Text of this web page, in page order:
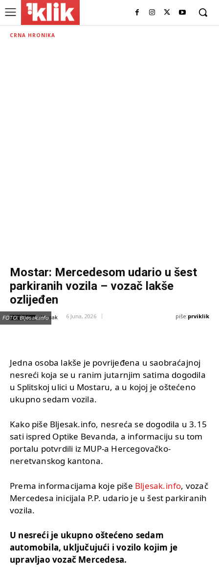
CRNA HRONIKA
Mostar: Mercedesom udario u šest
parkiranih vozila – vozač lakše
ozlijeđen
IZVOR: Bljesak 6 Juna, 2026 piše:prviklik
FOTO: Bljesak.info
Jedna osoba lakše je povrijeđena u saobraćajnoj
nesreći koja se u ranim jutarnjim satima dogodila
u Splitskoj ulici u Mostaru, a u kojoj je oštećeno
ukupno sedam vozila.
Kako piše Bljesak.info, nesreća se dogodila u 3.15
sati ispred Optike Bevanda, a informaciju su tom
portalu potvrdili iz MUP-a Hercegovačko-
neretvanskog kantona.
Prema informacijama koje piše Bljesak.info, vozač
Mercedesa inicijala P.P. udario je u šest parkiranih
vozila.
U nesreći je ukupno oštećeno sedam
automobila, uključujući i vozilo kojim je
upravljao vozač Mercedesa.